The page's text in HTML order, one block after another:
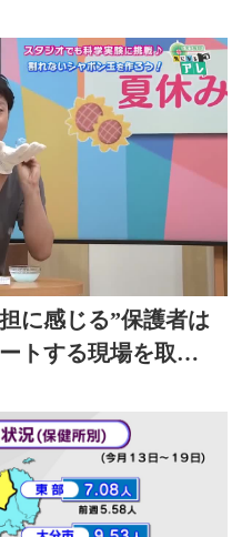
に感じる”保護者は
トする現場を取
シャボン玉」づく